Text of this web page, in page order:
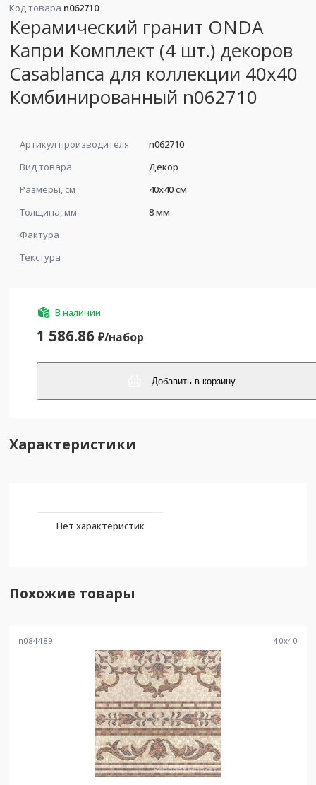
Код товара n062710
Керамический гранит ONDA
Капри Комплект (4 шт.) декоров
Casablanca для коллекции 40х40
Комбинированный n062710
Артикул производителя
n062710
Вид товара
Декор
Размеры, см
40x40 см
Толщина, мм
8 мм
Фактура
Текстура
В наличии
1 586.86 ₽/набор
Добавить в корзину
Характеристики
Нет характеристик
Похожие товары
n084489 40x40